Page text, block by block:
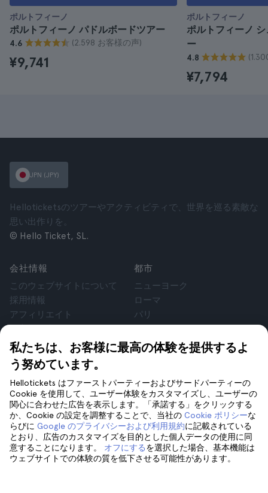
ポルトフィーノ
ポルトフィーノ パドルボードツアー
4.6 (2.598 お客様の声)
¥9,741
ポルトフィーノ
ポルトフィーノ
ー
4.8
¥7,794
私たちは、お客様に最高の体験を提供するよ
う努めています。
Hellotickets はファーストパーティーおよびサードパーティーの
Cookie を使用して、ユーザー体験をカスタマイズし、ユーザーの
関心に合わせた広告を表示します。「承諾する」をクリックする
か、Cookie の設定を調整することで、当社の Cookie ポリシーな
らびに Google のプライバシーおよび利用規約に記載されている
とおり、広告のカスタマイズを目的とした個人データの使用に同
意することになります。 オフにするを選択した場合、基本機能は
ウェブサイトでの体験の質を低下させる可能性があります。
JPN (JPY)
Helloticketsのツアーやアクティビティで、世界を巡る素敵な
思い出作りを。
© Hello Ticket, SL.
会社情報
このウェブサイトについて
採用情報
アフィリエイト
個人情報保護方針
利用規約
法律相談
cookie
都市
ニューヨーク
ローマ
パリ
グラナダ
サポート
サポート
お問い合わせ
フォローしてください